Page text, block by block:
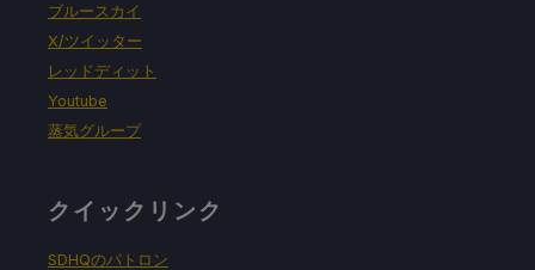
ブルースカイ
X/ツイッター
レッドディット
Youtube
蒸気グループ
クイックリンク
SDHQのパトロン